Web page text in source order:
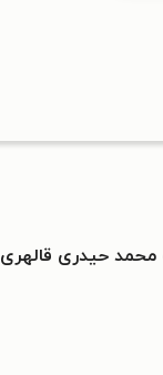
محمد حیدری قالهری